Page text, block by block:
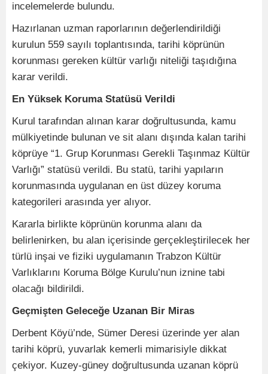
incelemelerde bulundu.
Hazırlanan uzman raporlarının değerlendirildiği
kurulun 559 sayılı toplantısında, tarihi köprünün
korunması gereken kültür varlığı niteliği taşıdığına
karar verildi.
En Yüksek Koruma Statüsü Verildi
Kurul tarafından alınan karar doğrultusunda, kamu
mülkiyetinde bulunan ve sit alanı dışında kalan tarihi
köprüye “1. Grup Korunması Gerekli Taşınmaz Kültür
Varlığı” statüsü verildi. Bu statü, tarihi yapıların
korunmasında uygulanan en üst düzey koruma
kategorileri arasında yer alıyor.
Kararla birlikte köprünün korunma alanı da
belirlenirken, bu alan içerisinde gerçekleştirilecek her
türlü inşai ve fiziki uygulamanın Trabzon Kültür
Varlıklarını Koruma Bölge Kurulu’nun iznine tabi
olacağı bildirildi.
Geçmişten Geleceğe Uzanan Bir Miras
Derbent Köyü’nde, Sümer Deresi üzerinde yer alan
tarihi köprü, yuvarlak kemerli mimarisiyle dikkat
çekiyor. Kuzey-güney doğrultusunda uzanan köprü